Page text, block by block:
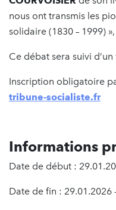
nous ont transmis les
solidaire (1830 – 1999)
Ce débat sera suivi
Inscription obligatoire
tribune-socialiste.fr
Informations
Date de début :
Date de fin : 29.01.2026